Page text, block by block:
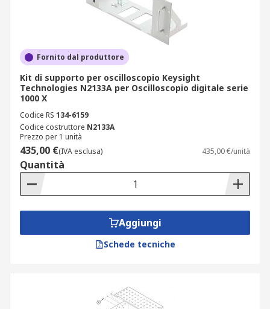
Fornito dal produttore
Kit di supporto per oscilloscopio Keysight
Technologies N2133A per Oscilloscopio digitale serie
1000 X
Codice RS 134-6159
Codice costruttore N2133A
Prezzo per 1 unità
435,00 €(IVA esclusa) 435,00 €/unità
Quantità
Aggiungi
Schede tecniche